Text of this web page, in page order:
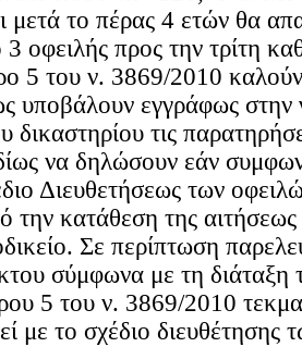
μετά το πέρας 4 ετών θα
οφειλής προς την τρίτη
5 του ν. 3869/2010
υποβάλουν εγγράφως στην
τις
να δηλώσουν εάν
Διευθετήσεως των
κατάθεση της αιτήσεως
Σε περίπτωση
σύμφωνα με τη διάταξη
5 του ν. 3869/2010
με το σχέδιο διευθέτησης